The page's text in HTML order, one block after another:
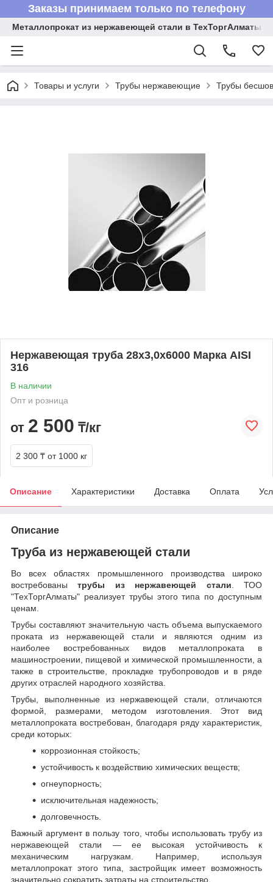
Заказы принимаем только по телефону
Металлопрокат из нержавеющей стали в ТехТоргАлматы
Товары и услуги Трубы нержавеющие Трубы
Нержавеющая труба 28х3,0х6000 Марка AISI
316
В наличии
Опт и розница
от 2 500 ₸/кг
2 300 ₸ от 1000 кг
Описание Характеристики Доставка Оплата
Описание
Труба из нержавеющей стали
Во всех областях промышленного производства широко
востребованытрубы из нержавеющей стали. ТОО
"ТехТоргАлматы" реализует трубы этого типа по доступным
ценам.
Трубы составляют значительную часть объема выпускаемого
проката из нержавеющей стали и являются одним из
наиболее востребованных видов металлопроката в
машиностроении, пищевой и химической промышленности, а
также в строительстве, прокладке трубопроводов и в ряде
других отраслей народного хозяйства.
Трубы, выполненные из нержавеющей стали, отличаются
формой, размерами, методом изготовления. Этот вид
металлопроката востребован, благодаря ряду характеристик,
среди которых:
коррозионная стойкость;
устойчивость к воздействию химических веществ;
огнеупорность;
исключительная надежность;
долговечность.
Важный аргумент в пользу того, чтобы использовать трубу из
нержавеющей стали — ее высокая устойчивость к
механическим нагрузкам. Например, используя
металлопрокат этого типа, застройщик имеет возможность
значительно сократить затраты на строительство.